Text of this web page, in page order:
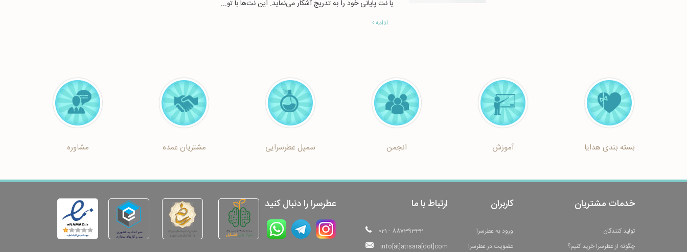
یا نت پایانی خود را به تدریج آشکار می‌نماید. این نت‌ها با تو...
ادامه
بسته بندی هدایا آموزش انجمن سمپل عطرسرایی مشتریان عمده مشاوره
خدمات مشتریان
تولید کنندگان
چگونه از عطرسرا خرید کنیم؟
کاربران
ورود به عطرسرا
عضویت در عطرسرا
ارتباط با ما
021 - 88739332
info[at]atrsara[dot]com
عطرسرا را دنبال کنید